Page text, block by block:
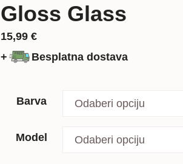
Gloss Glass
15,99 €
+
Besplatna dostava
Barva
Model